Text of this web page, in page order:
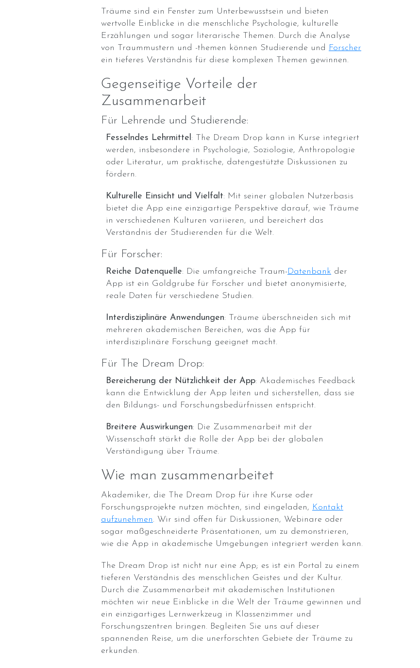
Träume sind ein Fenster zum Unterbewusstsein und bieten
wertvolle Einblicke in die menschliche Psychologie, kulturelle
Erzählungen und sogar literarische Themen. Durch die Analyse
von Traummustern und -themen können Studierende und Forscher
ein tieferes Verständnis für diese komplexen Themen gewinnen.
Gegenseitige Vorteile der
Zusammenarbeit
Für Lehrende und Studierende:
Fesselndes Lehrmittel: The Dream Drop kann in Kurse integriert
werden, insbesondere in Psychologie, Soziologie, Anthropologie
oder Literatur, um praktische, datengestützte Diskussionen zu
fördern.
Kulturelle Einsicht und Vielfalt: Mit seiner globalen Nutzerbasis
bietet die App eine einzigartige Perspektive darauf, wie Träume
in verschiedenen Kulturen variieren, und bereichert das
Verständnis der Studierenden für die Welt.
Für Forscher:
Reiche Datenquelle: Die umfangreiche Traum-Datenbank der
App ist ein Goldgrube für Forscher und bietet anonymisierte,
reale Daten für verschiedene Studien.
Interdisziplinäre Anwendungen: Träume überschneiden sich mit
mehreren akademischen Bereichen, was die App für
interdisziplinäre Forschung geeignet macht.
Für The Dream Drop:
Bereicherung der Nützlichkeit der App: Akademisches Feedback
kann die Entwicklung der App leiten und sicherstellen, dass sie
den Bildungs- und Forschungsbedürfnissen entspricht.
Breitere Auswirkungen: Die Zusammenarbeit mit der
Wissenschaft stärkt die Rolle der App bei der globalen
Verständigung über Träume.
Wie man zusammenarbeitet
Akademiker, die The Dream Drop für ihre Kurse oder
Forschungsprojekte nutzen möchten, sind eingeladen, Kontakt
aufzunehmen. Wir sind offen für Diskussionen, Webinare oder
sogar maßgeschneiderte Präsentationen, um zu demonstrieren,
wie die App in akademische Umgebungen integriert werden kann.
The Dream Drop ist nicht nur eine App; es ist ein Portal zu einem
tieferen Verständnis des menschlichen Geistes und der Kultur.
Durch die Zusammenarbeit mit akademischen Institutionen
möchten wir neue Einblicke in die Welt der Träume gewinnen und
ein einzigartiges Lernwerkzeug in Klassenzimmer und
Forschungszentren bringen. Begleiten Sie uns auf dieser
spannenden Reise, um die unerforschten Gebiete der Träume zu
erkunden.